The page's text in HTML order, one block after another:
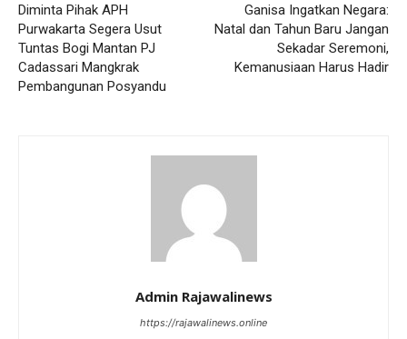
Diminta Pihak APH
Purwakarta Segera Usut
Tuntas Bogi Mantan PJ
Cadassari Mangkrak
Pembangunan Posyandu
Ganisa Ingatkan Negara:
Natal dan Tahun Baru Jangan
Sekadar Seremoni,
Kemanusiaan Harus Hadir
Admin Rajawalinews
https://rajawalinews.online